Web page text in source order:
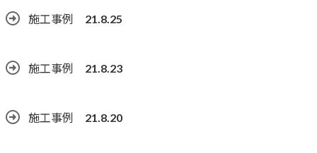
施工事例 21.8.25
施工事例 21.8.23
施工事例 21.8.20